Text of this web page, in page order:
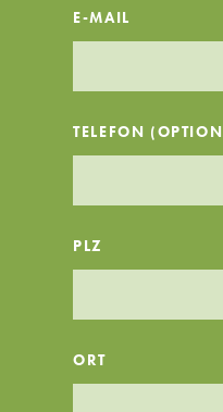
E-MAIL
TELEFON
PLZ
ORT